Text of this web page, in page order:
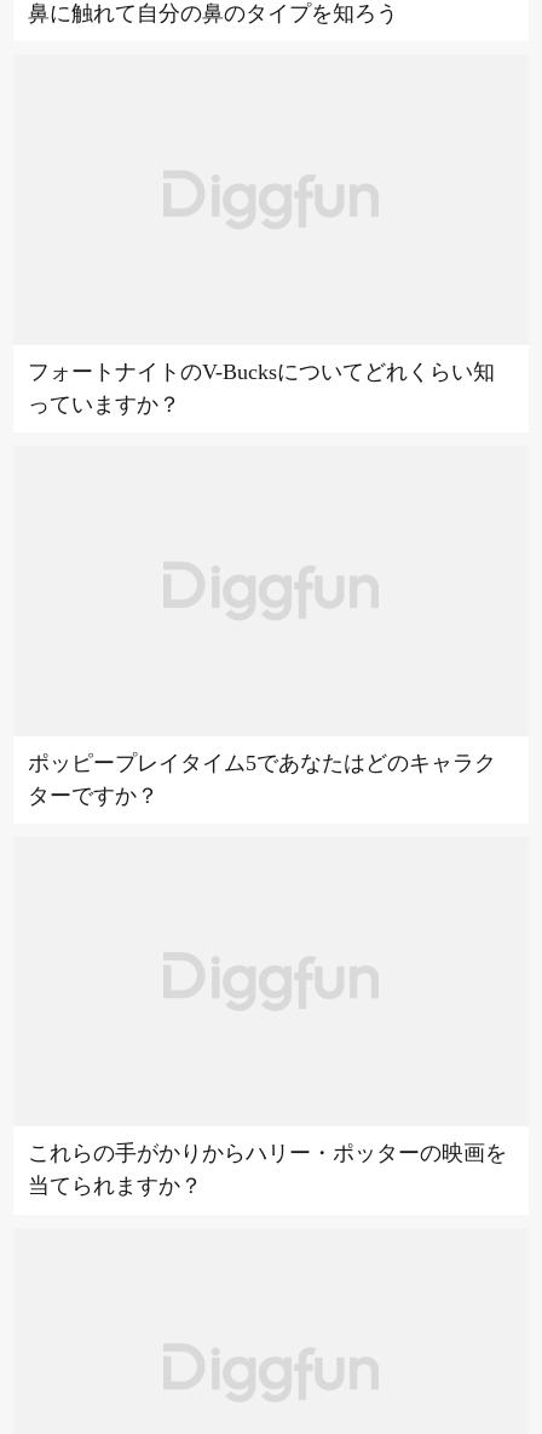
鼻に触れて自分の鼻のタイプを知ろう
フォートナイトのV-Bucksについてどれくらい知
っていますか？
ポッピープレイタイム5であなたはどのキャラク
ターですか？
これらの手がかりからハリー・ポッターの映画を
当てられますか？